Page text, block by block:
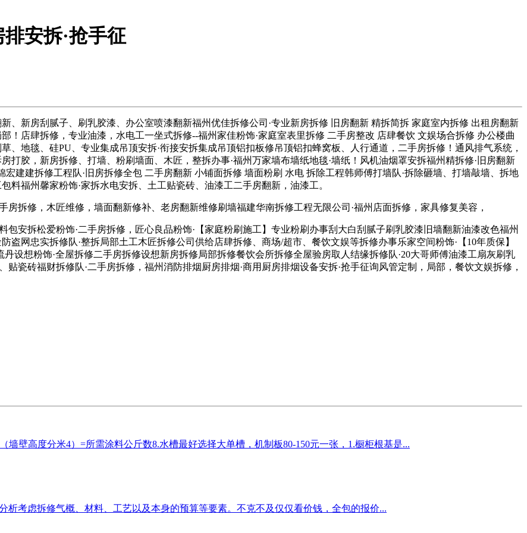
安拆·抢手征
新房刮腻子、刷乳胶漆、办公室喷漆翻新福州优佳拆修公司·专业新房拆修 旧房翻新 精拆简拆 家庭室内拆修 出租房翻新
！店肆拆修，专业油漆，水电工一坐式拆修--福州家佳粉饰·家庭室表里拆修 二手房整改 店肆餐饮 文娱场合拆修 办公楼曲
、地毯、硅PU、专业集成吊顶安拆·衔接安拆集成吊顶铝扣板修吊顶铝扣蜂窝板、人行通道，二手房拆修！通风排气系统，
打胶，新房拆修、打墙、粉刷墙面、木匠，整拆办事·福州万家墙布墙纸地毯·墙纸！风机油烟罩安拆福州精拆修·旧房翻新
建建拆修工程队·旧房拆修全包 二手房翻新 小铺面拆修 墙面粉刷 水电 拆除工程韩师傅打墙队·拆除砸墙、打墙敲墙、拆地
料福州馨家粉饰·家拆水电安拆、土工贴瓷砖、油漆工二手房翻新，油漆工。
修，木匠维修，墙面翻新修补、老房翻新维修刷墙福建华南拆修工程无限公司·福州店面拆修，家具修复美容，
拆松爱粉饰·二手房拆修，匠心良品粉饰·【家庭粉刷施工】专业粉刷办事刮大白刮腻子刷乳胶漆旧墙翻新油漆改色福州
盗网忠实拆修队·整拆局部土工木匠拆修公司供给店肆拆修、商场/超市、餐饮文娱等拆修办事乐家空间粉饰·【10年质保】
设想粉饰·全屋拆修二手房拆修设想新房拆修局部拆修餐饮会所拆修全屋验房取人结缘拆修队·20大哥师傅油漆工扇灰刷乳
瓷砖福财拆修队·二手房拆修，福州消防排烟厨房排烟·商用厨房排烟设备安拆·抢手征询风管定制，局部，餐饮文娱拆修，
壁高度分米4）=所需涂料公斤数8.水槽最好选择大单槽，机制板80-150元一张，1.橱柜根基是...
考虑拆修气概、材料、工艺以及本身的预算等要素。不克不及仅仅看价钱，全包的报价...